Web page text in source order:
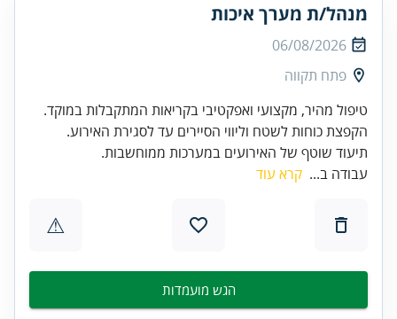
מנהל/ת מערך איכות
06/08/2026
פתח תקווה
תיעוד שוטף של האירועים במערכות ממוחשבות.
עבודה ב... קרא עוד
⚠
הגש מועמדות